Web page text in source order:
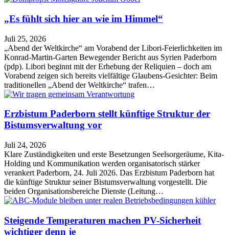
„Es fühlt sich hier an wie im Himmel“
Juli 25, 2026
„Abend der Weltkirche“ am Vorabend der Libori-Feierlichkeiten im
Konrad-Martin-Garten Bewegender Bericht aus Syrien Paderborn
(pdp). Libori beginnt mit der Erhebung der Reliquien – doch am
Vorabend zeigen sich bereits vielfältige Glaubens-Gesichter: Beim
traditionellen „Abend der Weltkirche“ trafen…
Erzbistum Paderborn stellt künftige Struktur der
Bistumsverwaltung vor
Juli 24, 2026
Klare Zuständigkeiten und erste Besetzungen Seelsorgeräume, Kita-
Holding und Kommunikation werden organisatorisch stärker
verankert Paderborn, 24. Juli 2026. Das Erzbistum Paderborn hat
die künftige Struktur seiner Bistumsverwaltung vorgestellt. Die
beiden Organisationsbereiche Dienste (Leitung…
Steigende Temperaturen machen PV-Sicherheit
wichtiger denn je